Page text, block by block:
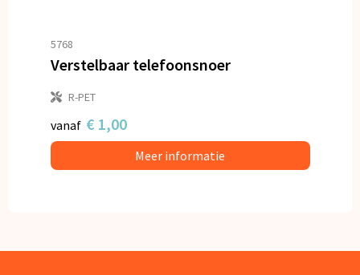
5768
Verstelbaar telefoonsnoer
R-PET
vanaf € 1,00
Meer informatie